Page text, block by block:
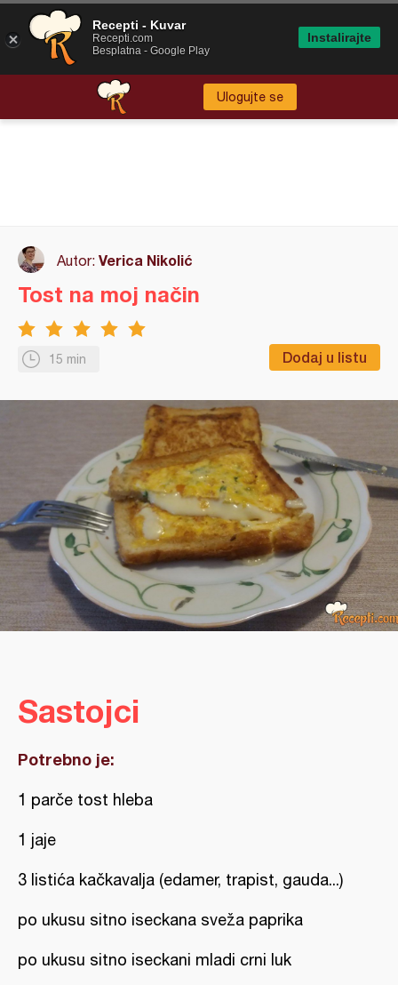
Ulogujte se
Autor: Verica Nikolić
15 min Dodaj u listu
Tost na moj način
Sastojci
Potrebno je:
1 parče tost hleba
1 jaje
3 listića kačkavalja (edamer, trapist, gauda...)
po ukusu sitno iseckana sveža paprika
po ukusu sitno iseckani mladi crni luk
Recepti - Kuvar
Recepti.com
Besplatna - Google Play
Instalirajte